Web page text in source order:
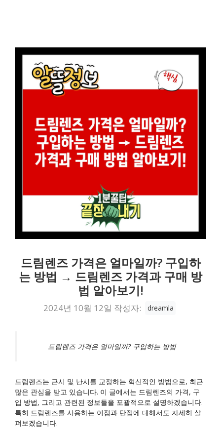
드림렌즈 가격은 얼마일까? 구입하
는 방법 → 드림렌즈 가격과 구매 방
법 알아보기!
2024년 10월 12일 작성자: dreamla
드림렌즈 가격은 얼마일까? 구입하는 방법
드림렌즈는 근시 및 난시를 교정하는 혁신적인 방법으로, 최근
많은 관심을 받고 있습니다. 이 글에서는 드림렌즈의 가격, 구
입 방법, 그리고 관련된 정보들을 포괄적으로 설명하겠습니다.
특히 드림렌즈를 사용하는 이점과 단점에 대해서도 자세히 살
펴보겠습니다.